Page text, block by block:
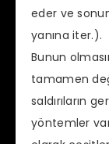
eder ve
yanına iter.).
Bunun
tamamen
saldırıların
yöntemler